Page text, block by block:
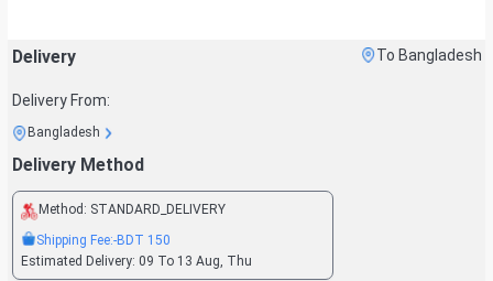
Delivery To Bangladesh
Delivery From:
Bangladesh
Delivery Method
Method: STANDARD_DELIVERY
Shipping Fee:-BDT 150
Estimated Delivery: 09 To 13 Aug, Thu